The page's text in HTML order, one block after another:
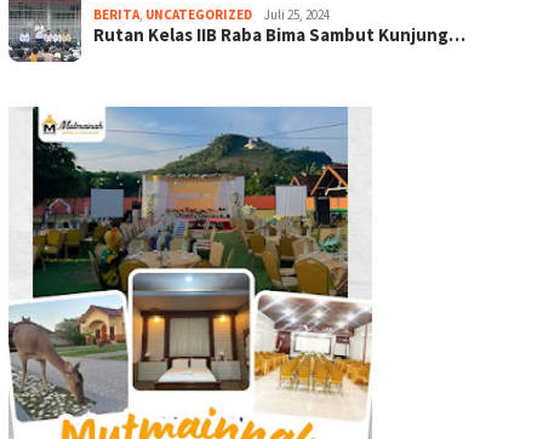
BERITA, UNCATEGORIZED Juli 25, 2024
Rutan Kelas IIB Raba Bima Sambut Kunjung…